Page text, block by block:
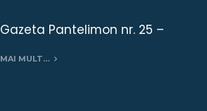
Gazeta Pantelimon nr. 25 –
MAI MULT…